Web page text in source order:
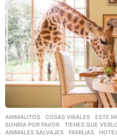
a
g
o
ANIMALITOS ,COSAS VIRALES ,ESTE
SONRÍA POR FAVOR
,TIENES QUE
ANIMALES SALVAJES
,FAMILIAS ,